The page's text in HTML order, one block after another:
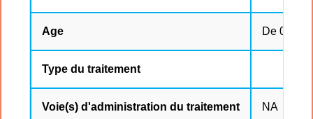
Age De 0 à 25
Type du traitement
Voie(s) d'administration du traitement NA